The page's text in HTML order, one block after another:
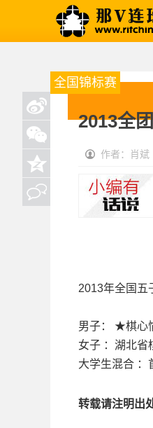
全国锦标赛
2013全
作者：肖斌
2013年全国五
男子： ★棋心
女子 ：湖北
大学生混合 ：
转载请注明出